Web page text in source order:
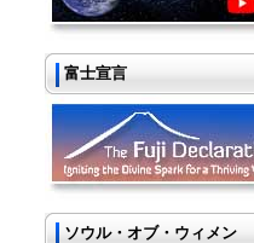
富士宣言
ソウル・オブ・ウィメン